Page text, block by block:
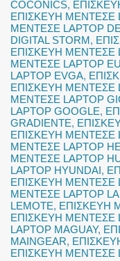
COCONICS,
ΕΠΙΣΚΕΥΗ ΜΕΝΤΕΣΕ
ΜΕΝΤΕΣΕ LAPTOP
DIGITAL STORM,
ΕΠΙΣΚΕΥΗ ΜΕΝΤΕΣΕ
ΜΕΝΤΕΣΕ LAPTOP
LAPTOP EVGA,
ΕΠΙΣΚΕΥΗ ΜΕΝΤΕΣΕ
ΜΕΝΤΕΣΕ LAPTOP
LAPTOP GOOGLE,
GRADIENTE,
ΕΠΙΣΚΕΥΗ ΜΕΝΤΕΣΕ
ΜΕΝΤΕΣΕ LAPTOP
ΜΕΝΤΕΣΕ LAPTOP
LAPTOP HYUNDAI,
ΕΠΙΣΚΕΥΗ ΜΕΝΤΕΣΕ
ΜΕΝΤΕΣΕ LAPTOP
LEMOTE, ΕΠΙΣΚΕΥΗ
ΕΠΙΣΚΕΥΗ ΜΕΝΤΕΣΕ
LAPTOP MAGUAY,
MAINGEAR,
ΕΠΙΣΚΕΥΗ ΜΕΝΤΕΣΕ